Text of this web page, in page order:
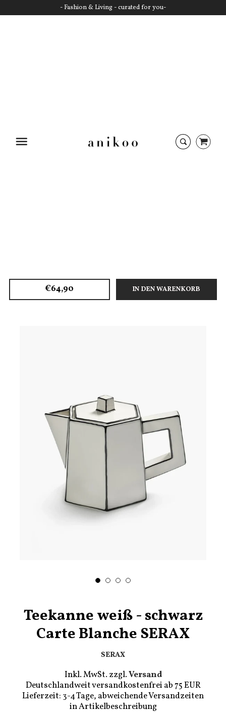
- Fashion & Living - curated for you-
€64,90 IN DEN WARENKORB
Teekanne weiß - schwarz
Carte Blanche SERAX
SERAX
Inkl. MwSt. zzgl.Versand
Deutschlandweit versandkostenfrei ab 75 EUR
Lieferzeit: 3-4 Tage, abweichende Versandzeiten
in Artikelbeschreibung